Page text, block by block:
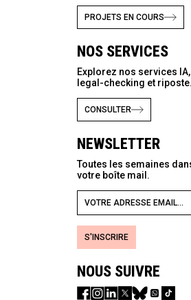
PROJETS EN COURS
NOS SERVICES
Explorez nos services IA,
legal-checking et riposte.
CONSULTER
NEWSLETTER
Toutes les semaines
votre boîte mail.
S'INSCRIRE
NOUS SUIVRE